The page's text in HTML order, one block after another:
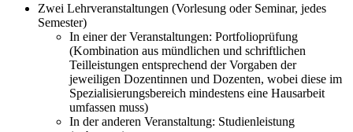
Zwei Lehrveranstaltungen (Vorlesung oder Seminar, jedes
Semester)
In einer der Veranstaltungen: Portfolioprüfung
(Kombination aus mündlichen und schriftlichen
Teilleistungen entsprechend der Vorgaben der
jeweiligen Dozentinnen und Dozenten, wobei diese im
Spezialisierungsbereich mindestens eine Hausarbeit
umfassen muss)
In der anderen Veranstaltung: Studienleistung